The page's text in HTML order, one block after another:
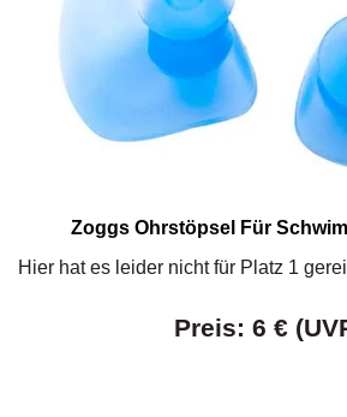
Zoggs Ohrstöpsel Für
Hier hat es leider nicht für Platz 1
Preis: 6 €